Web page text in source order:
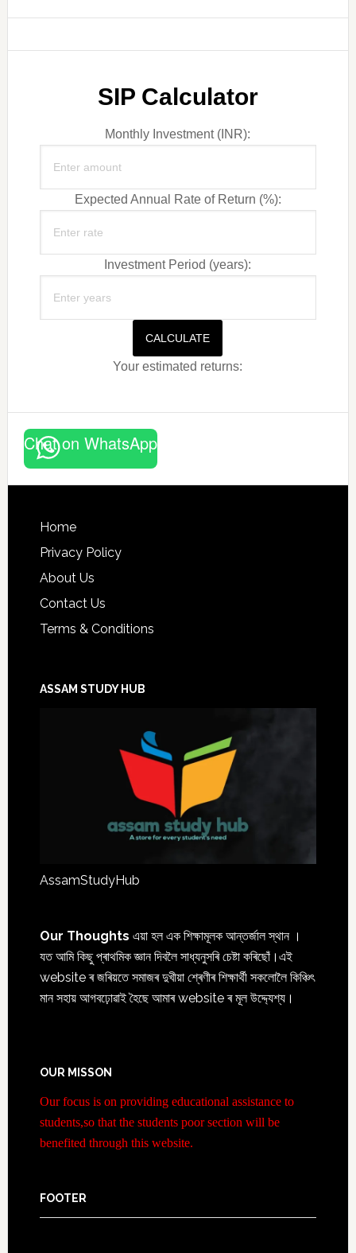
SIP Calculator
Monthly Investment (INR):
Expected Annual Rate of Return (%):
Investment Period (years):
CALCULATE
Your estimated returns:
Chat on WhatsApp
Footer
Home
Privacy Policy
About Us
Contact Us
Terms & Conditions
ASSAM STUDY HUB
AssamStudyHub
Our Thoughts এয়া হল এক শিক্ষামূলক আন্তৰ্জাল স্থান ।
যত আমি কিছু প্ৰাথমিক জ্ঞান দিবলৈ সাধ্যনুসৰি চেষ্টা কৰিছোঁ।এই
website ৰ জৰিয়তে সমাজৰ দুখীয়া শ্ৰেণীৰ শিক্ষাৰ্থী সকলোলৈ কিঞ্চিৎ
মান সহায় আগবঢ়োৱাই হৈছে আমাৰ website ৰ মূল উদ্দ্যেশ্য।
OUR MISSON
Our focus is on providing educational assistance to
students,so that the students poor section will be
benefited through this website.
FOOTER